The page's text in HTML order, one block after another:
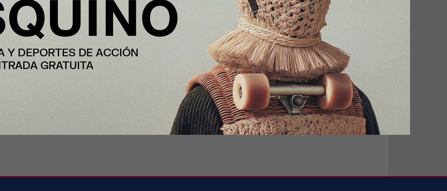
de privacidad. Sin perjuicio de lo cual, Ud. podrá encontrar los términos y condiciones de la misma y sus
http://www.infonegocios.info/Privacy.htm
privacidad de este sitio, no dude en contactarnos vía e-mail a:ibiain@infonegocios.infoo llámenos al 0054 351